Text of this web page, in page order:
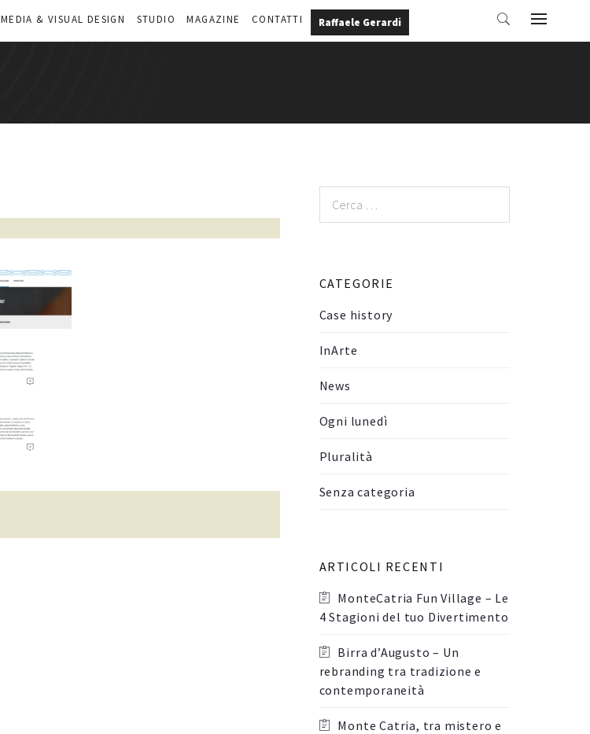
MEDIA & VISUAL DESIGN STUDIO MAGAZINE CONTATTI Raffaele Gerardi
per:
CATEGORIE
Case history
InArte
News
Ogni lunedì
Pluralità
Senza categoria
ARTICOLI RECENTI
MonteCatria Fun Village – Le
4 Stagioni del tuo Divertimento
Birra d’Augusto – Un
rebranding tra tradizione e
contemporaneità
Monte Catria, tra mistero e